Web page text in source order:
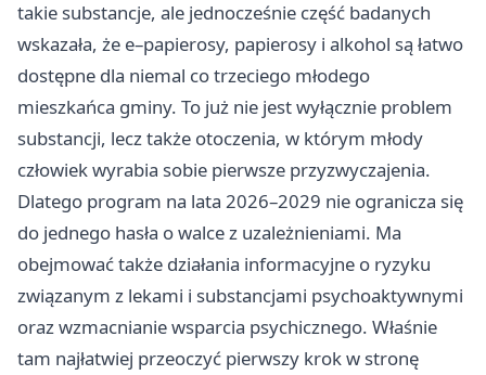
takie substancje, ale jednocześnie część badanych
wskazała, że e–papierosy, papierosy i alkohol są łatwo
dostępne dla niemal co trzeciego młodego
mieszkańca gminy. To już nie jest wyłącznie problem
substancji, lecz także otoczenia, w którym młody
człowiek wyrabia sobie pierwsze przyzwyczajenia.
Dlatego program na lata 2026–2029 nie ogranicza się
do jednego hasła o walce z uzależnieniami. Ma
obejmować także działania informacyjne o ryzyku
związanym z lekami i substancjami psychoaktywnymi
oraz wzmacnianie wsparcia psychicznego. Właśnie
tam najłatwiej przeoczyć pierwszy krok w stronę